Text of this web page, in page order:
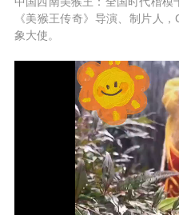
《美猴王传奇》导演、制片人
象大使。